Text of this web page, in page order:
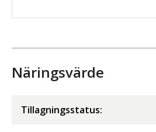
Näringsvärde
Tillagningsstatus: